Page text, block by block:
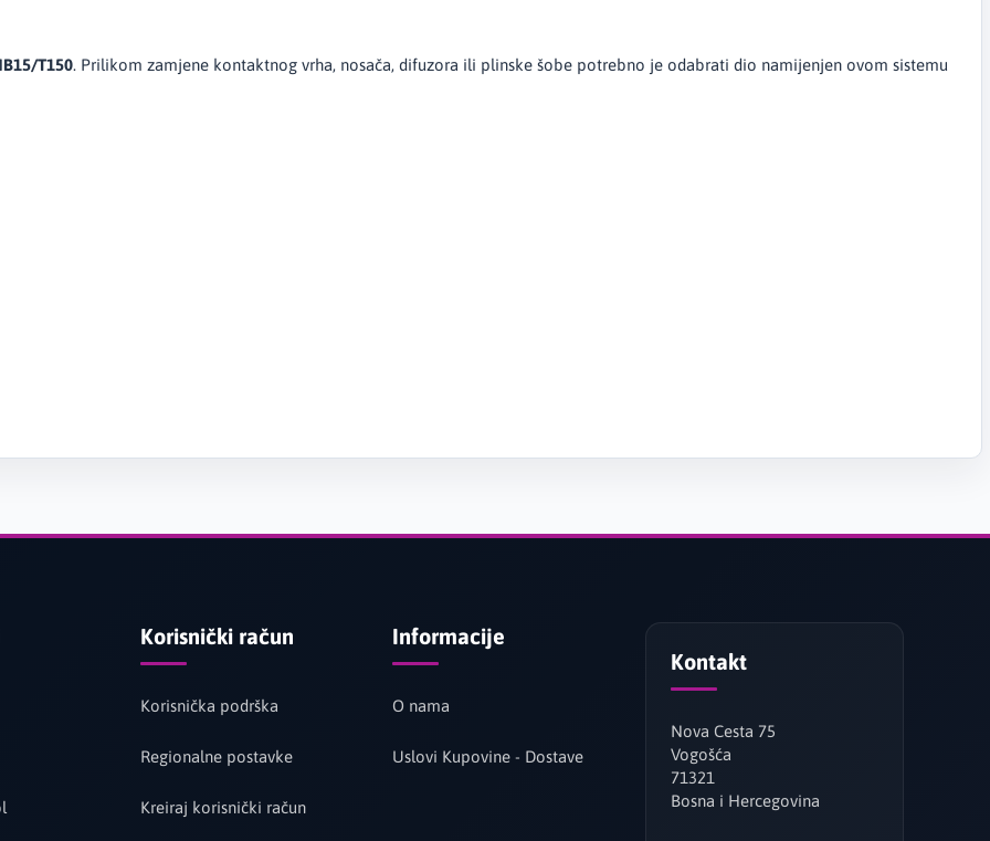
T150. Prilikom zamjene kontaktnog vrha, nosača, difuzora ili plinske šobe potrebno je odabrati dio namijenjen ovom sistemu
Korisnički račun
Korisnička podrška
Regionalne postavke
Kreiraj korisnički račun
Informacije
O nama
Uslovi Kupovine - Dostave
Kontakt
Nova Cesta 75
Vogošća
71321
Bosna i Hercegovina